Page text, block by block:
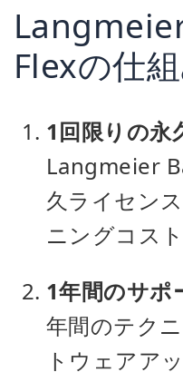
Flexの仕
1回限りの永
Langmeier
久ライセン
ニングコス
1年間のサポ
年間のテク
トウェアア